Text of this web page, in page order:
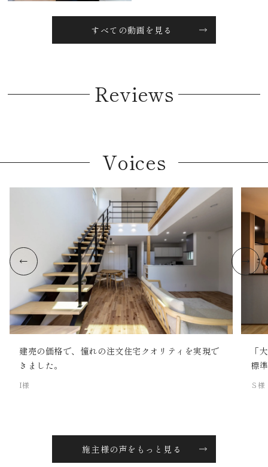
すべての動画を見る
Reviews
Voices
建売の価格で、憧れの注文住宅クオリティを実現で
きました。
I様
「
標
Ｓ様
施主様の声をもっと見る